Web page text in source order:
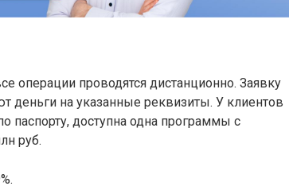
операции проводятся дистанционно. Заявку
деньги на указанные реквизиты. У клиентов
паспорту, доступна одна программы с
руб.